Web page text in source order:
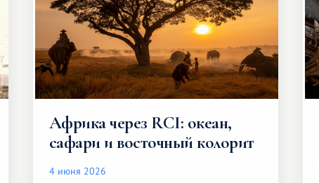
Африка через RCI: океан,
сафари и восточный колорит
4 июня 2026